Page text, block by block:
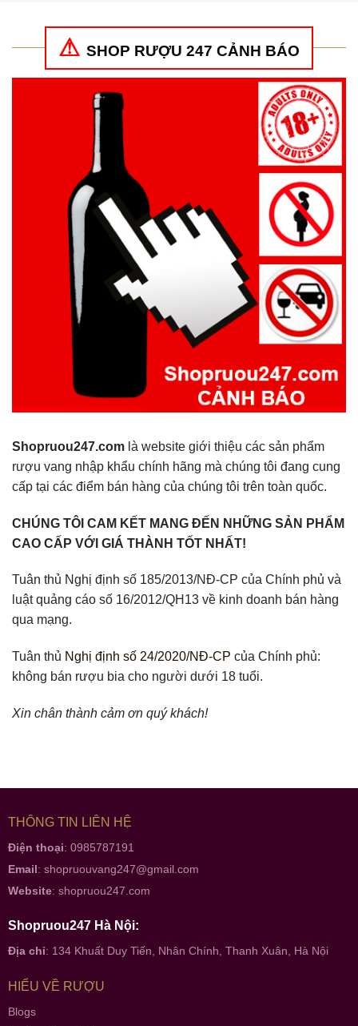
SHOP RƯỢU 247 CẢNH BÁO
Shopruou247.com là website giới thiệu các sản phẩm
rượu vang nhập khẩu chính hãng mà chúng tôi đang cung
cấp tại các điểm bán hàng của chúng tôi trên toàn quốc.
CHÚNG TÔI CAM KẾT MANG ĐẾN NHỮNG SẢN PHẨM
CAO CẤP VỚI GIÁ THÀNH TỐT NHẤT!
Tuân thủ Nghị định số 185/2013/NĐ-CP của Chính phủ và
luật quảng cáo số 16/2012/QH13 về kinh doanh bán hàng
qua mạng.
Tuân thủ Nghị định số 24/2020/NĐ-CP của Chính phủ:
không bán rượu bia cho người dưới 18 tuổi.
Xin chân thành cảm ơn quý khách!
THÔNG TIN LIÊN HỆ
Điện thoại: 0985787191
Email: shopruouvang247@gmail.com
Website: shopruou247.com
Shopruou247 Hà Nội:
Địa chỉ: 134 Khuất Duy Tiến, Nhân Chính, Thanh Xuân, Hà Nội
HIỂU VỀ RƯỢU
Blogs